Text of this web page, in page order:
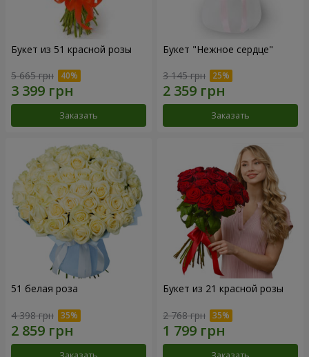
Букет из 51 красной розы
5 665 грн
Заказать
Букет "Нежное сердце"
3 145 грн
Заказать
51 белая роза
4 398 грн
Букет из 21 красной розы
2 768 грн